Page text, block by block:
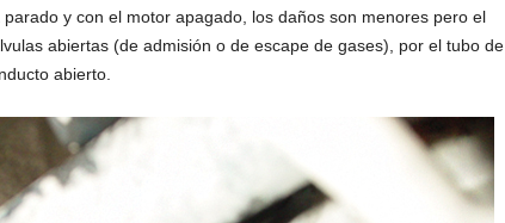
y con el motor apagado, los daños son menores pero el
abiertas (de admisión o de escape de gases), por el tubo de
abierto.